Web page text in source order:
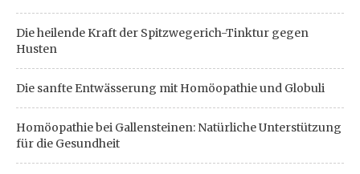
Die heilende Kraft der Spitzwegerich-Tinktur gegen
Husten
Die sanfte Entwässerung mit Homöopathie und Globuli
Homöopathie bei Gallensteinen: Natürliche Unterstützung
für die Gesundheit